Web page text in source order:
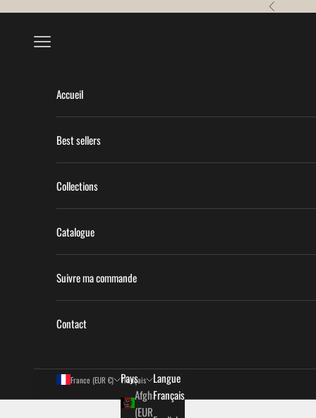
Précédent
Menu
Accueil
Best sellers
Collections
Catalogue
Suivre ma commande
Contact
France (EUR €)
Pays
Afghanistan
Français
Langue
Français